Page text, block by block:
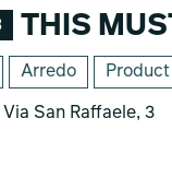
THIS
Arredo
San Raffaele, 3